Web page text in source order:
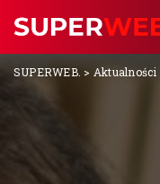
SUPERWEB. > Aktualności